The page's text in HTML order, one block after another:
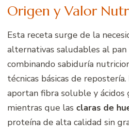
Origen y Valor
Esta receta surge de la
alternativas saludables al
combinando sabiduría
técnicas básicas de repostería.
aportan fibra soluble y ácidos
mientras que las claras de
proteína de alta calidad sin